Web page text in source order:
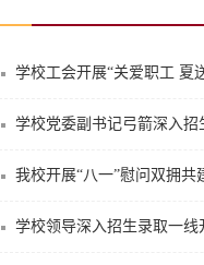
学校工会开展“关爱职工 夏
学校党委副书记弓箭深入
我校开展“八一”慰问双拥共
学校领导深入招生录取一线